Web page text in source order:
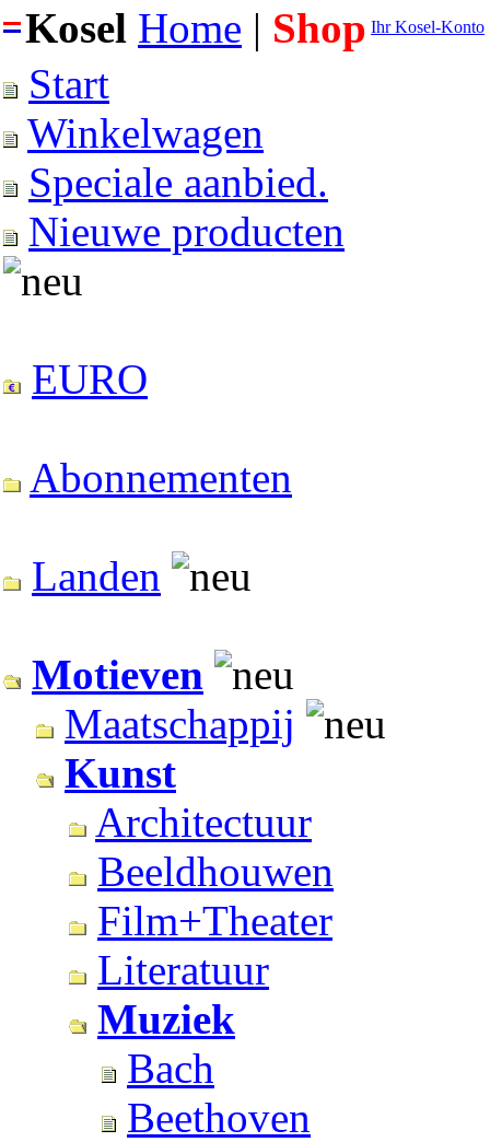
Kosel Home | Shop Ihr Kosel-Konto
Start
Winkelwagen
Speciale aanbied.
Nieuwe producten
EURO
Abonnementen
Landen
Motieven
Maatschappij
Kunst
Architectuur
Beeldhouwen
Film+Theater
Literatuur
Muziek
Bach
Beethoven